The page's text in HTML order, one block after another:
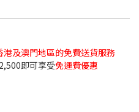
港及澳門地區的免費送貨服務
即可享受免運費優惠